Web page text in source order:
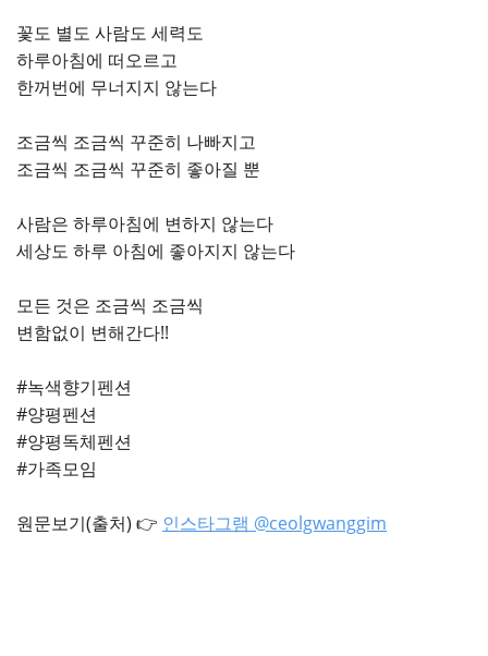
꽃도 별도 사람도 세력도
하루아침에 떠오르고
한꺼번에 무너지지 않는다
조금씩 조금씩 꾸준히 나빠지고
조금씩 조금씩 꾸준히 좋아질 뿐
사람은 하루아침에 변하지 않는다
세상도 하루 아침에 좋아지지 않는다
모든 것은 조금씩 조금씩
변함없이 변해간다!!
#녹색향기펜션
#양평펜션
#양평독체펜션
#가족모임
원문보기(출처) 👉 인스타그램 @ceolgwanggim